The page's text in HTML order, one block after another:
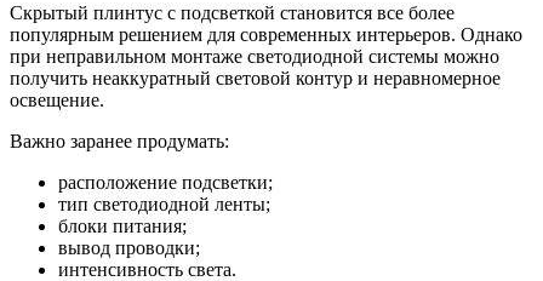
Скрытый плинтус с подсветкой становится все более
популярным решением для современных интерьеров. Однако
при неправильном монтаже светодиодной системы можно
получить неаккуратный световой контур и неравномерное
освещение.
Важно заранее продумать:
расположение подсветки;
тип светодиодной ленты;
блоки питания;
вывод проводки;
интенсивность света.